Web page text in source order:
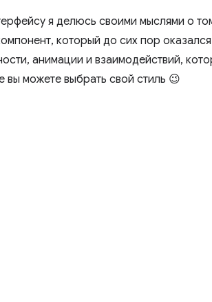
я делюсь своими мыслями о
который до сих пор
анимации и взаимодействий,
вы можете выбрать свой стиль 😉